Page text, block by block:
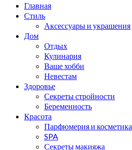
Главная
Стиль
Аксессуары и украшения
Дом
Отдых
Кулинария
Ваше хобби
Невестам
Здоровье
Секреты стройности
Беременность
Красота
Парфюмерия и косметика
SPA
Секреты макияжа